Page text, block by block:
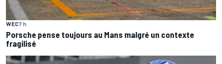
WEC7 h
Porsche pense toujours au Mans malgré un contexte
fragilisé